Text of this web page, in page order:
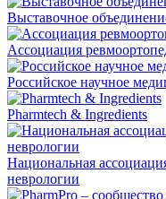
Выставочное
Ассоциация
Российское научное
Pharmtech & Ingredients
Национальная
неврологии